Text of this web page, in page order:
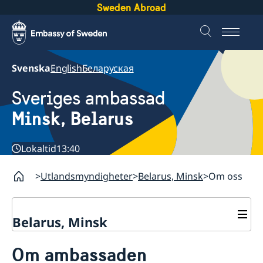
Sweden Abroad
SvenskaEnglishБеларуская
Sveriges ambassad
Minsk, Belarus
Lokaltid13:40
Utlandsmyndigheter Belarus, Minsk Om oss
Belarus, Minsk
Om oss
Om ambassaden